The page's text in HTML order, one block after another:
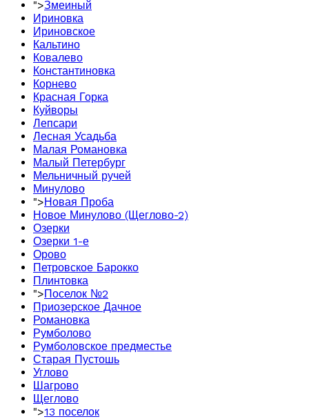
">Змеиный
Ириновка
Ириновское
Кальтино
Ковалево
Константиновка
Корнево
Красная Горка
Куйворы
Лепсари
Лесная Усадьба
Малая Романовка
Малый Петербург
Мельничный ручей
Минулово
">Новая Проба
Новое Минулово (Щеглово-2)
Озерки
Озерки 1-е
Орово
Петровское Барокко
Плинтовка
">Поселок №2
Приозерское Дачное
Романовка
Румболово
Румболовское предместье
Старая Пустошь
Углово
Шагрово
Щеглово
">13 поселок